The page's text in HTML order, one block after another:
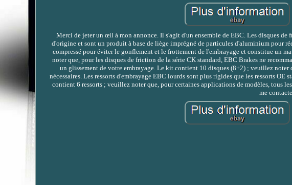
Merci de jeter un œil à mon annonce. Il s'agit d'un ensemble de EBC. Les disques
d'origine et sont un produit à base de liège imprégné de particules d'aluminium pour
compressé pour éviter le gonflement et le frottement de l'embrayage et constitue un
noter que, pour les disques de friction de la série CK standard, EBC Brakes ne
un glissement de votre embrayage. Le kit contient 10 disques (8+2) ; veuillez noter
nécessaires. Les ressorts d'embrayage EBC lourds sont plus rigides que les ressorts
contient 6 ressorts ; veuillez noter que, pour certaines applications de modèles, tous
me